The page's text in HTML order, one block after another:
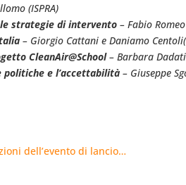
(ISPRA)
strategie di intervento – Fabio
– Giorgio Cattani e Daniamo
CleanAir@School– Barbara
e l’accettabilità – Giuseppe
dell’evento di lancio…